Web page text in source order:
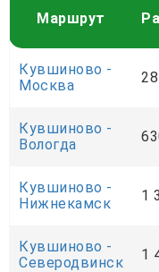
Маршрут
Кувшиново -
Москва
Кувшиново -
Вологда
Кувшиново -
Нижнекамск
1
Кувшиново -
Северодвинск
1